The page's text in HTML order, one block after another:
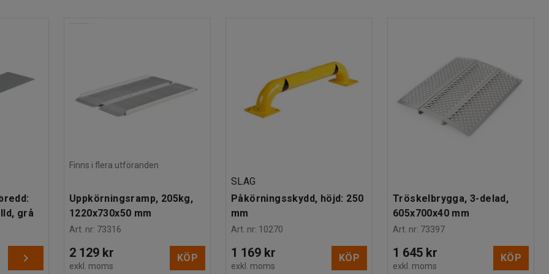
enkelt att manövrera. Den är även
in- och utkörning i pall.
grå
Finns i flera utföranden
Uppkörningsramp, 205kg,
1220x730x50 mm
Art. nr: 73316
2 129 kr
exkl. moms
KÖP
SLAG
Påkörningsskydd, höjd: 250
mm
Art. nr: 10270
1 169 kr
exkl. moms
KÖP
Tröskelbrygga, 3-delad,
605x700x40 mm
Art. nr: 73397
1 645 kr
exkl. moms
KÖP